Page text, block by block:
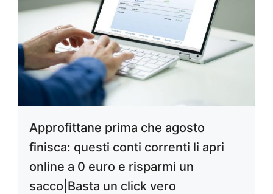
Approfittane prima che agosto
finisca: questi conti correnti li apri
online a 0 euro e risparmi un
sacco|Basta un click vero